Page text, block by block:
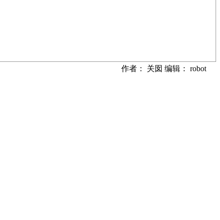
作者： 关囡 编辑： robot